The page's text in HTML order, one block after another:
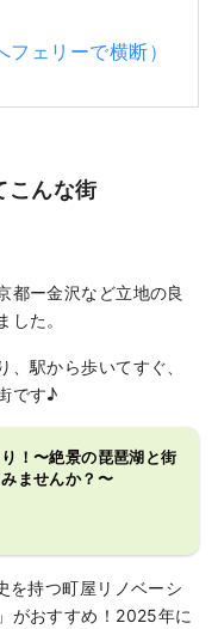
ェリーで横断）
こんな街
都ー金沢など立地の良
た。
駅から歩いてすぐ、
です♪
！〜絶景の琵琶湖と街
ませんか？〜
を持つ町屋リノベーシ
がおすすめ！2025年に